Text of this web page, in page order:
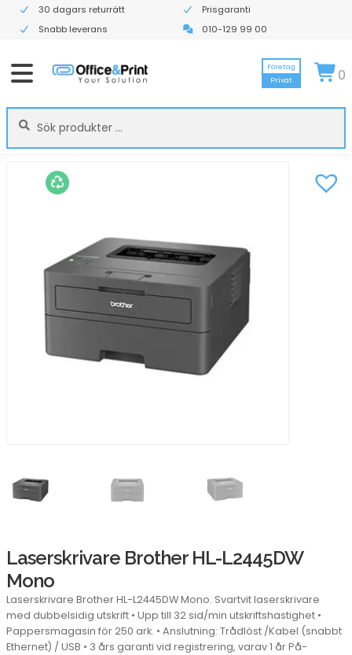
30 dagars returrätt
Prisgaranti
Snabb leverans
010-129 99 00
Sök
efter:
Sök
Företag
Privat
0
Laserskrivare Brother HL-L2445DW
Mono
Laserskrivare Brother HL-L2445DW Mono. Svartvit laserskrivare
med dubbelsidig utskrift • Upp till 32 sid/min utskriftshastighet •
Pappersmagasin för 250 ark. • Anslutning: Trådlöst /Kabel (snabbt
Ethernet) / USB • 3 års garanti vid registrering, varav 1 år På-